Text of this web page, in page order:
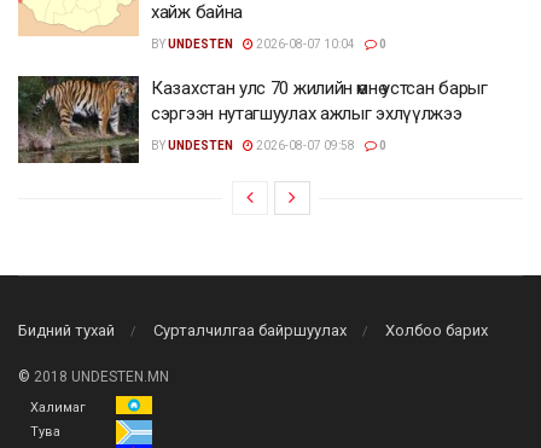
хайж байна
BYUNDESTEN 2026-08-07 10:04 0
Казахстан улс 70 жилийн өмнө устсан барыг
сэргээн нутагшуулах ажлыг эхлүүлжээ
BYUNDESTEN 2026-08-07 09:58 0
Бидний тухай Сурталчилгаа байршуулах Холбоо барих
© 2018 UNDESTEN.MN
Халимаг
Тува